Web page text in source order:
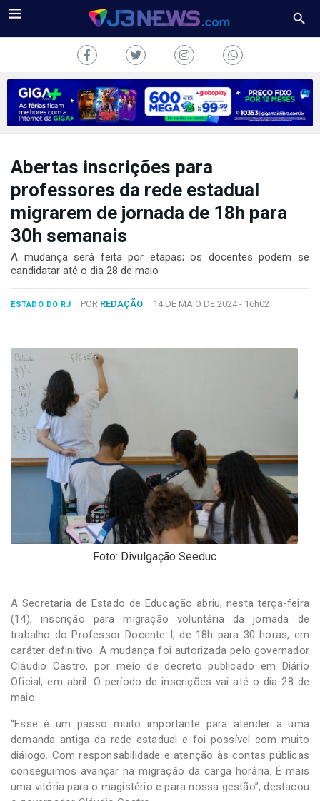
J3NEWS
TV
COLUNAS
FALE
CONOSCO
Copyright
2024
por
Hesea
Tecnologia
Sistemas
Abertas inscrições para
professores da rede estadual
migrarem de jornada de 18h para
30h semanais
A mudança será feita por etapas; os docentes podem se
candidatar até o dia 28 de maio
ESTADO DO RJ POR REDAÇÃO 14 DE MAIO DE 2024 - 16h02
Foto: Divulgação Seeduc
A Secretaria de Estado de Educação abriu, nesta terça-feira
(14), inscrição para migração voluntária da jornada de
trabalho do Professor Docente I, de 18h para 30 horas, em
caráter definitivo. A mudança foi autorizada pelo governador
Cláudio Castro, por meio de decreto publicado em Diário
Oficial, em abril. O período de inscrições vai até o dia 28 de
maio.
“Esse é um passo muito importante para atender a uma
demanda antiga da rede estadual e foi possível com muito
diálogo. Com responsabilidade e atenção às contas públicas
conseguimos avançar na migração da carga horária. É mais
uma vitória para o magistério e para nossa gestão”, destacou